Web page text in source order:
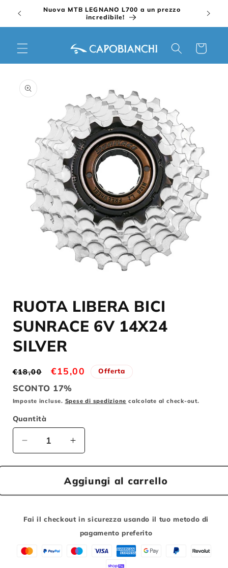
direttamenteNuova MTB LEGNANO L700 a un prezzo
incredibile!
Carrello
informazioni
sul prodotto
multimediali
1
finestra
modale
RUOTA LIBERA BICI
SUNRACE 6V 14X24
SILVER
Prezzo
di
listino
€18,00
Prezzo
scontato
€15,00 Offerta
SCONTO 17%
Imposte incluse. Spese di spedizione calcolate al check-out.
Quantità
Diminuisci
quantità
per
LIBERA
SUNRACE
SILVER
Aumenta
quantità
per
RUOTA
LIBERA
SUNRACE
14X24
SILVER
Aggiungi al carrello
Fai il checkout in sicurezza usando il tuo metodo di
pagamento preferito